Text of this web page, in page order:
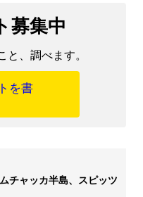
と、調べます。
チャッカ半島、スピッツ